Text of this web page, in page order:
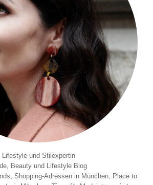
Lifestyle und Stilexpertin
Beauty und Lifestyle Blog
Shopping-Adressen in München, Place to